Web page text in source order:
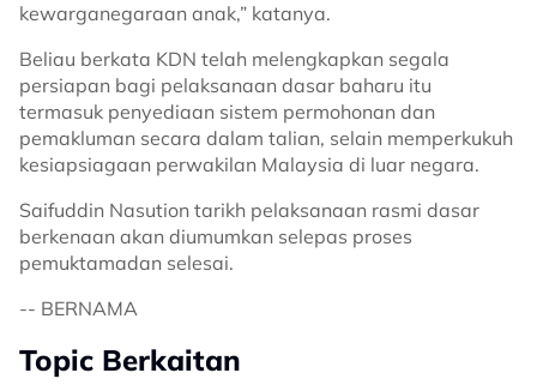
kewarganegaraan anak,” katanya.
Beliau berkata KDN telah melengkapkan segala
persiapan bagi pelaksanaan dasar baharu itu
termasuk penyediaan sistem permohonan dan
pemakluman secara dalam talian, selain memperkukuh
kesiapsiagaan perwakilan Malaysia di luar negara.
Saifuddin Nasution tarikh pelaksanaan rasmi dasar
berkenaan akan diumumkan selepas proses
pemuktamadan selesai.
-- BERNAMA
Topic Berkaitan